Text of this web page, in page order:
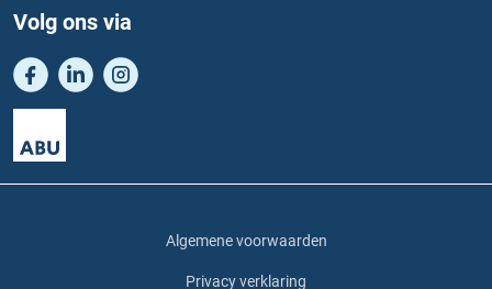
Volg ons via
Algemene voorwaarden
Privacy verklaring